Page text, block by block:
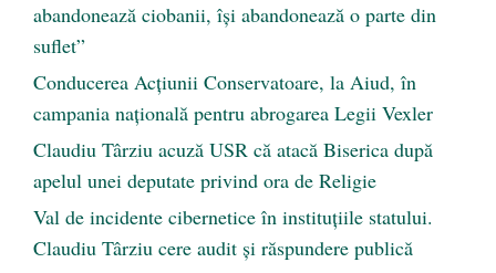
abandonează ciobanii, își abandonează o parte din
suflet”
Conducerea Acțiunii Conservatoare, la Aiud, în
campania națională pentru abrogarea Legii Vexler
Claudiu Târziu acuză USR că atacă Biserica după
apelul unei deputate privind ora de Religie
Val de incidente cibernetice în instituțiile statului.
Claudiu Târziu cere audit și răspundere publică